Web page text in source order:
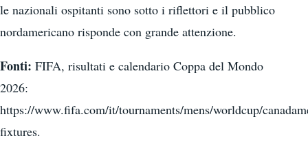
le nazionali ospitanti sono sotto i riflettori e il pubblico
nordamericano risponde con grande attenzione.
Fonti: FIFA, risultati e calendario Coppa del Mondo
2026:
https://www.fifa.com/it/tournaments/mens/worldcup/
fixtures.